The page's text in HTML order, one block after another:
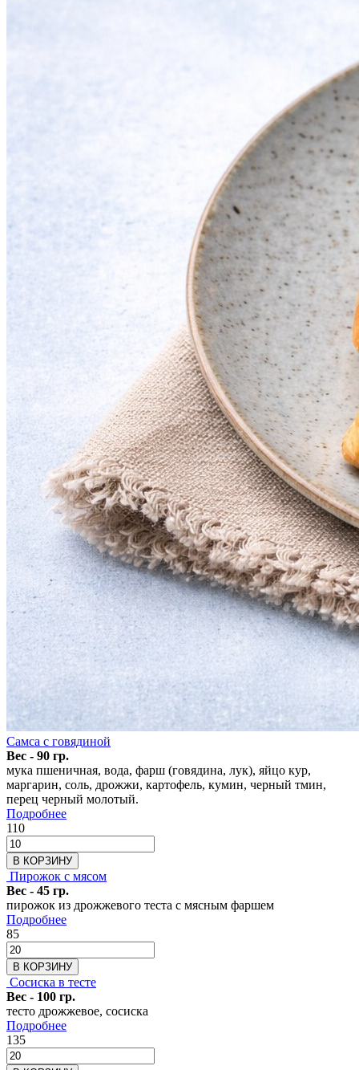
Самса с говядиной
Вес - 90 гр.
мука пшеничная, вода, фарш (говядина, лук), яйцо кур,
маргарин, соль, дрожжи, картофель, кумин, черный тмин,
перец черный молотый.
Подробнее
110
В КОРЗИНУ
Пирожок с мясом
Вес - 45 гр.
пирожок из дрожжевого теста с мясным фаршем
Подробнее
85
В КОРЗИНУ
Сосиска в тесте
Вес - 100 гр.
тесто дрожжевое, сосиска
Подробнее
135